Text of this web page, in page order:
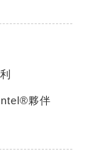
夥伴